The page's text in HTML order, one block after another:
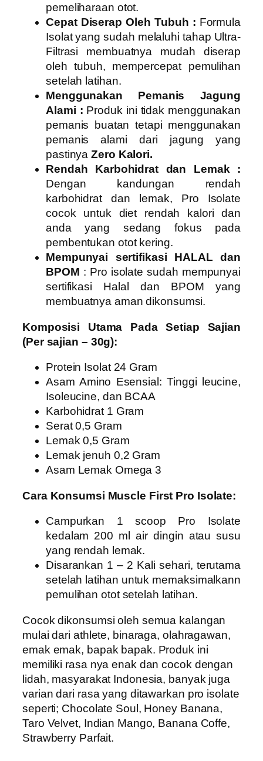
pemeliharaan otot.
Cepat Diserap Oleh Tubuh : Formula
Isolat yang sudah melaluhi tahap Ultra-
Filtrasi membuatnya mudah diserap
oleh tubuh, mempercepat pemulihan
setelah latihan.
Menggunakan Pemanis Jagung
Alami : Produk ini tidak menggunakan
pemanis buatan tetapi menggunakan
pemanis alami dari jagung yang
pastinyaZero Kalori.
Rendah Karbohidrat dan Lemak :
Dengan kandungan rendah
karbohidrat dan lemak, Pro Isolate
cocok untuk diet rendah kalori dan
anda yang sedang fokus pada
pembentukan otot kering.
Mempunyai sertifikasi HALAL dan
BPOM : Pro isolate sudah mempunyai
sertifikasi Halal dan BPOM yang
membuatnya aman dikonsumsi.
Komposisi Utama Pada Setiap Sajian
(Per sajian – 30g):
Protein Isolat 24 Gram
Asam Amino Esensial: Tinggi leucine,
Isoleucine, dan BCAA
Karbohidrat 1 Gram
Serat 0,5 Gram
Lemak 0,5 Gram
Lemak jenuh 0,2 Gram
Asam Lemak Omega 3
Cara Konsumsi Muscle First Pro Isolate:
Campurkan 1 scoop Pro Isolate
kedalam 200 ml air dingin atau susu
yang rendah lemak.
Disarankan 1 – 2 Kali sehari, terutama
setelah latihan untuk memaksimalkann
pemulihan otot setelah latihan.
Cocok dikonsumsi oleh semua kalangan
mulai dari athlete, binaraga, olahragawan,
emak emak, bapak bapak. Produk ini
memiliki rasa nya enak dan cocok dengan
lidah, masyarakat Indonesia, banyak juga
varian dari rasa yang ditawarkan pro isolate
seperti; Chocolate Soul, Honey Banana,
Taro Velvet, Indian Mango, Banana Coffe,
Strawberry Parfait.